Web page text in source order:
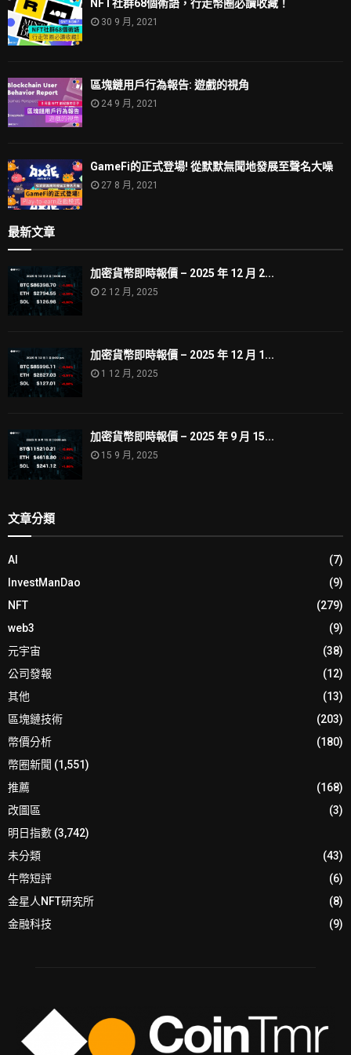
NFT社群68個術語，行走幣圈必讀收藏！
30 9 月, 2021
區塊鏈用戶行為報告: 遊戲的視角
24 9 月, 2021
GameFi的正式登場! 從默默無聞地發展至聲名大噪
27 8 月, 2021
最新文章
加密貨幣即時報價 – 2025 年 12 月 2...
2 12 月, 2025
加密貨幣即時報價 – 2025 年 12 月 1...
1 12 月, 2025
加密貨幣即時報價 – 2025 年 9 月 15...
15 9 月, 2025
文章分類
AI
(7)
InvestManDao
(9)
NFT
(279)
web3
(9)
元宇宙
(38)
公司發報
(12)
其他
(13)
區塊鏈技術
(203)
幣價分析
(180)
幣圈新聞 (1,551)
推薦
(168)
改圖區
(3)
明日指數 (3,742)
未分類
(43)
牛幣短評
(6)
金星人NFT研究所
(8)
金融科技
(9)